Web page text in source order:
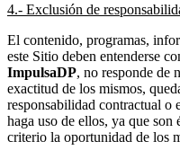
4.- Exclusión de
El contenido, programas,
este Sitio deben entenderse
ImpulsaDP, no responde de
exactitud de los mismos,
responsabilidad contractual o
haga uso de ellos, ya que son
criterio la oportunidad de los